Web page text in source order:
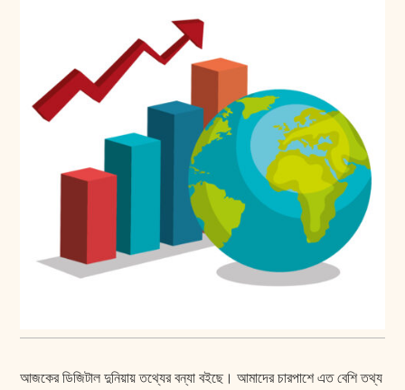
আজকের ডিজিটাল দুনিয়ায় তথ্যের বন্যা বইছে। আমাদের চারপাশে এত বেশি তথ্য